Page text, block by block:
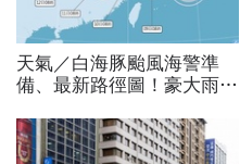
天氣／白海豚颱風海警準
備、最新路徑圖！豪大雨紫
颱風假機率多大，10日報
先看